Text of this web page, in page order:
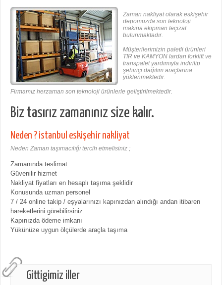
Gittigimiz iller
Zaman nakliyat olarak eskişehir
depomuzda son teknoloji
makina ekipman teçizat
bulunmaktadır.
Müşterilerimizin paletli ürünleri
TIR ve KAMYON lardan forklift ve
transpalet yardımıyla indirilip
şehiriçi dağıtım araçlarına
yüklenmektedir.
Firmamız herzaman son teknoloji ürünlerle geliştirilmektedir.
Biz tasırız zamanınız size kalır.
Neden ? istanbul eskişehir nakliyat
Neden Zaman taşımacılığı tercih etmelisiniz ;
Zamanında teslimat
Güvenilir hizmet
Nakliyat fiyatları en hesaplı taşıma şeklidir
Konusunda uzman personel
7 / 24 online takip / eşyalarınızı kapınızdan alındığı andan itibaren
hareketlerini görebilirsiniz.
Kapınızda ödeme imkanı
Yükünüze uygun ölçülerde araçla taşıma